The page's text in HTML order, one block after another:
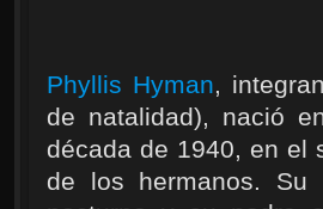
Phyllis Hyman,
de natalidad), nació
década de 1940, en el
de los hermanos. Su